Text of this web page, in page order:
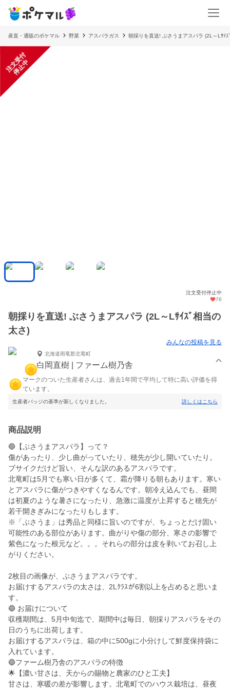
産直・通販のポケマル 野菜 アスパラガス 朝採りを直送! ぶさうまアスパラ (2L～Lｻｲｽ
注
文
受
付
停
止
中
注文受付停止中
76
朝採りを直送! ぶさうまアスパラ (2L～Lｻｲｽﾞ相当の
太さ)
みんなの投稿を見る
北海道雨竜郡北竜町
白岡直樹 | ファーム樹乃舎
マークのついた生産者さんは、過去1年間で平均して特に高い評価を得
ています。
生産者バッジの基準が新しくなりました。 詳しくはこちら
商品説明
🔵【ぶさうまアスパラ】って？
傷があったり、少し曲がっていたり、穂先が少し開いていたり。
ブサイクだけど旨い、そんな訳のあるアスパラです。
北竜町は5月でも寒い日が多くて、霜が降りる朝もあります。寒い
とアスパラに傷がつきやすくなるんです。朝冷え込んでも、昼間
は初夏のような暑さになったり、急激に温度が上昇すると穂先が
若干開きぎみになったりもします。
※「ぶさうま」は秀品と同様に旨いのですが、ちょっとだけ固い
可能性のある部位があります。曲がりや傷の部分、寒さの影響で
紫色になった根元など。。。それらの部分は皮を剥いてお召し上
がりください。
2枚目の画像が、ぶさうまアスパラです。
お届けするアスパラの太さは、2Lｸﾗｽが6割以上を占めると思いま
す。
🔵 お届けについて
収穫期間は、5月中旬迄で、期間中は毎日、朝採りアスパラをその
日のうちに出荷します。
お届けするアスパラは、箱の中に500gに小分けして鮮度保持袋に
入れています。
🔵ファーム樹乃舎のアスパラの特徴
🌟【濃い甘さは、天からの賜物と農家のひと工夫】
甘さは、寒暖の差が影響します。北竜町でのハウス栽培は、昼夜